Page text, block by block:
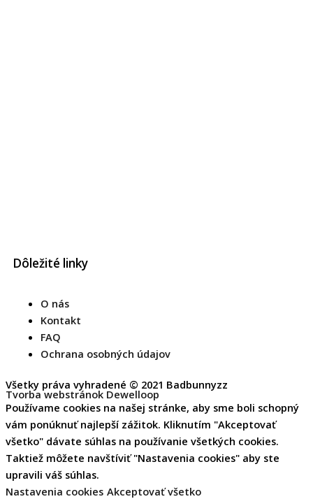
o
u
t
u
b
e
Dôležité linky
O nás
Kontakt
FAQ
Ochrana osobných údajov
Všetky práva vyhradené © 2021 Badbunnyzz
Tvorba webstránok Dewelloop
Používame cookies na našej stránke, aby sme boli schopný
vám ponúknuť najlepší zážitok. Kliknutím "Akceptovať
všetko" dávate súhlas na používanie všetkých cookies.
Taktiež môžete navštíviť "Nastavenia cookies" aby ste
upravili váš súhlas.
Nastavenia cookies Akceptovať všetko